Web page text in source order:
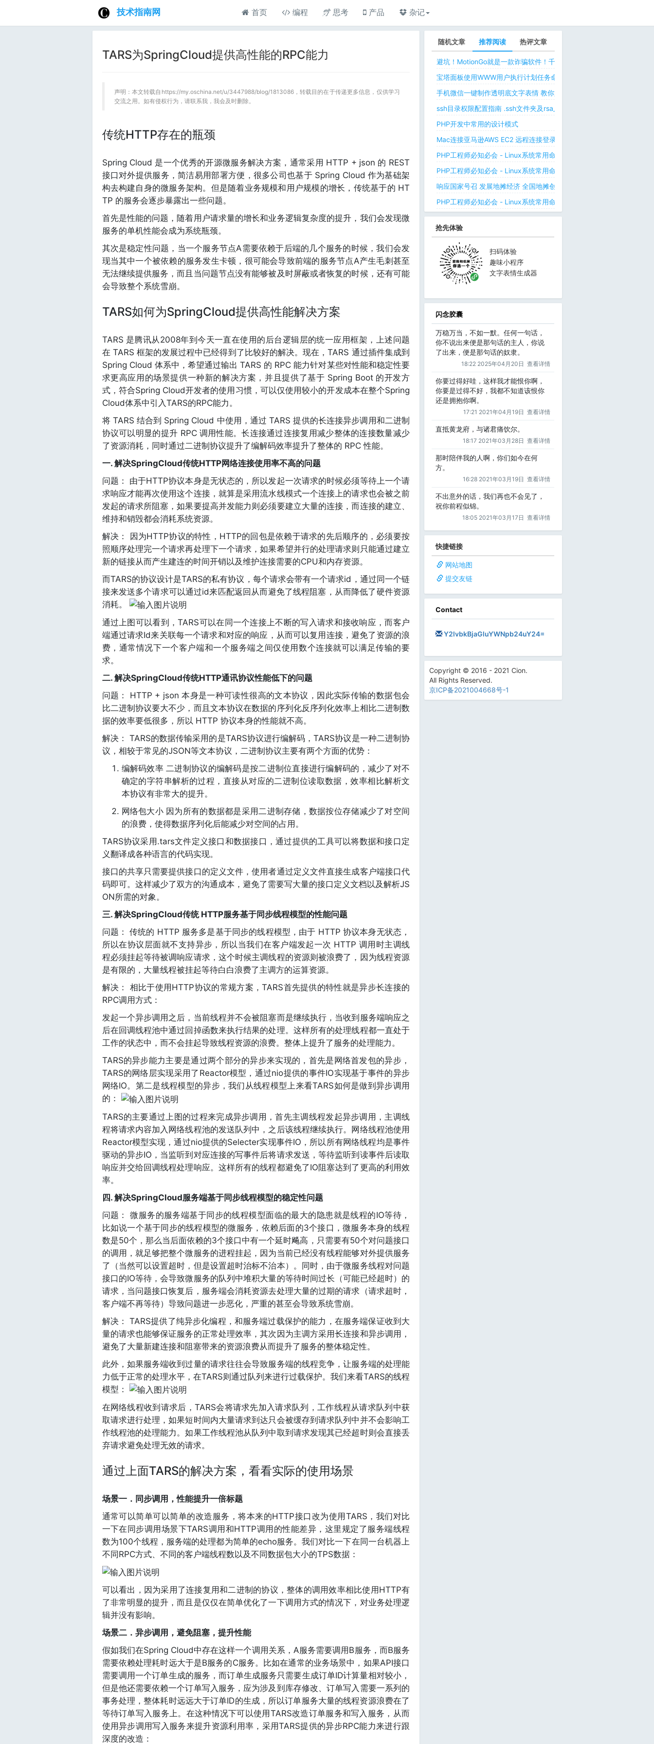
技术指南网 首页 编程 思考 产品 杂记
TARS为SpringCloud提供高性能的RPC能力
声明：本文转载自https://my.oschina.net/u/3447988/blog/1813086，转载目的在于传递更多信息，仅供学习
交流之用。如有侵权行为，请联系我，我会及时删除。
传统HTTP存在的瓶颈
Spring Cloud 是一个优秀的开源微服务解决方案，通常采用 HTTP + json 的 REST
接口对外提供服务，简洁易用部署方便，很多公司也基于 Spring Cloud 作为基础架
构去构建自身的微服务架构。但是随着业务规模和用户规模的增长，传统基于的 HT
TP 的服务会逐步暴露出一些问题。
首先是性能的问题，随着用户请求量的增长和业务逻辑复杂度的提升，我们会发现微
服务的单机性能会成为系统瓶颈。
其次是稳定性问题，当一个服务节点A需要依赖于后端的几个服务的时候，我们会发
现当其中一个被依赖的服务发生卡顿，很可能会导致前端的服务节点A产生毛刺甚至
无法继续提供服务，而且当问题节点没有能够被及时屏蔽或者恢复的时候，还有可能
会导致整个系统雪崩。
TARS如何为SpringCloud提供高性能解决方案
TARS 是腾讯从2008年到今天一直在使用的后台逻辑层的统一应用框架，上述问题
在 TARS 框架的发展过程中已经得到了比较好的解决。现在，TARS 通过插件集成到
Spring Cloud 体系中，希望通过输出 TARS 的 RPC 能力针对某些对性能和稳定性要
求更高应用的场景提供一种新的解决方案，并且提供了基于 Spring Boot 的开发方
式，符合Spring Cloud开发者的使用习惯，可以仅使用较小的开发成本在整个Spring
Cloud体系中引入TARS的RPC能力。
将 TARS 结合到 Spring Cloud 中使用，通过 TARS 提供的长连接异步调用和二进制
协议可以明显的提升 RPC 调用性能。长连接通过连接复用减少整体的连接数量减少
了资源消耗，同时通过二进制协议提升了编解码效率提升了整体的 RPC 性能。
一. 解决SpringCloud传统HTTP网络连接使用率不高的问题
问题： 由于HTTP协议本身是无状态的，所以发起一次请求的时候必须等待上一个请
求响应才能再次使用这个连接，就算是采用流水线模式一个连接上的请求也会被之前
发起的请求所阻塞，如果要提高并发能力则必须要建立大量的连接，而连接的建立、
维持和销毁都会消耗系统资源。
解决： 因为HTTP协议的特性，HTTP的回包是依赖于请求的先后顺序的，必须要按
照顺序处理完一个请求再处理下一个请求，如果希望并行的处理请求则只能通过建立
新的链接从而产生建连的时间开销以及维护连接需要的CPU和内存资源。
而TARS的协议设计是TARS的私有协议，每个请求会带有一个请求id，通过同一个链
接来发送多个请求可以通过id来匹配返回从而避免了线程阻塞，从而降低了硬件资源
消耗。
通过上图可以看到，TARS可以在同一个连接上不断的写入请求和接收响应，而客户
端通过请求Id来关联每一个请求和对应的响应，从而可以复用连接，避免了资源的浪
费，通常情况下一个客户端和一个服务端之间仅使用数个连接就可以满足传输的要
求。
二. 解决SpringCloud传统HTTP通讯协议性能低下的问题
问题： HTTP + json 本身是一种可读性很高的文本协议，因此实际传输的数据包会
比二进制协议要大不少，而且文本协议在数据的序列化反序列化效率上相比二进制数
据的效率要低很多，所以 HTTP 协议本身的性能就不高。
解决： TARS的数据传输采用的是TARS协议进行编解码，TARS协议是一种二进制协
议，相较于常见的JSON等文本协议，二进制协议主要有两个方面的优势：
编解码效率 二进制协议的编解码是按二进制位直接进行编解码的，减少了对不
确定的字符串解析的过程，直接从对应的二进制位读取数据，效率相比解析文
本协议有非常大的提升。
网络包大小 因为所有的数据都是采用二进制存储，数据按位存储减少了对空间
的浪费，使得数据序列化后能减少对空间的占用。
TARS协议采用.tars文件定义接口和数据接口，通过提供的工具可以将数据和接口定
义翻译成各种语言的代码实现。
接口的共享只需要提供接口的定义文件，使用者通过定义文件直接生成客户端接口代
码即可。这样减少了双方的沟通成本，避免了需要写大量的接口定义文档以及解析JS
ON所需的对象。
三. 解决SpringCloud传统 HTTP服务基于同步线程模型的性能问题
问题： 传统的 HTTP 服务多是基于同步的线程模型，由于 HTTP 协议本身无状态，
所以在协议层面就不支持异步，所以当我们在客户端发起一次 HTTP 调用时主调线
程必须挂起等待被调响应请求，这个时候主调线程的资源则被浪费了，因为线程资源
是有限的，大量线程被挂起等待白白浪费了主调方的运算资源。
解决： 相比于使用HTTP协议的常规方案，TARS首先提供的特性就是异步长连接的
RPC调用方式：
发起一个异步调用之后，当前线程并不会被阻塞而是继续执行，当收到服务端响应之
后在回调线程池中通过回掉函数来执行结果的处理。这样所有的处理线程都一直处于
工作的状态中，而不会挂起导致线程资源的浪费。整体上提升了服务的处理能力。
TARS的异步能力主要是通过两个部分的异步来实现的，首先是网络首发包的异步，
TARS的网络层实现采用了Reactor模型，通过nio提供的事件IO实现基于事件的异步
网络IO。第二是线程模型的异步，我们从线程模型上来看TARS如何是做到异步调用
的：
TARS的主要通过上图的过程来完成异步调用，首先主调线程发起异步调用，主调线
程将请求内容加入网络线程池的发送队列中，之后该线程继续执行。网络线程池使用
Reactor模型实现，通过nio提供的Selecter实现事件IO，所以所有网络线程均是事件
驱动的异步IO，当监听到对应连接的写事件后将请求发送，等待监听到读事件后读取
响应并交给回调线程处理响应。这样所有的线程都避免了IO阻塞达到了更高的利用效
率。
四. 解决SpringCloud服务端基于同步线程模型的稳定性问题
问题： 微服务的服务端基于同步的线程模型面临的最大的隐患就是线程的IO等待，
比如说一个基于同步的线程模型的微服务，依赖后面的3个接口，微服务本身的线程
数是50个，那么当后面依赖的3个接口中有一个延时飚高，只需要有50个对问题接口
的调用，就足够把整个微服务的进程挂起，因为当前已经没有线程能够对外提供服务
了（当然可以设置超时，但是设置超时治标不治本）。同时，由于微服务线程对问题
接口的IO等待，会导致微服务的队列中堆积大量的等待时间过长（可能已经超时）的
请求，当问题接口恢复后，服务端会消耗资源去处理大量的过期的请求（请求超时，
客户端不再等待）导致问题进一步恶化，严重的甚至会导致系统雪崩。
解决： TARS提供了纯异步化编程，和服务端过载保护的能力，在服务端保证收到大
量的请求也能够保证服务的正常处理效率，其次因为主调方采用长连接和异步调用，
避免了大量新建连接和阻塞带来的资源浪费从而提升了服务的整体稳定性。
此外，如果服务端收到过量的请求往往会导致服务端的线程竞争，让服务端的处理能
力低于正常的处理水平，在TARS则通过队列来进行过载保护。我们来看TARS的线程
模型：
在网络线程收到请求后，TARS会将请求先加入请求队列，工作线程从请求队列中获
取请求进行处理，如果短时间内大量请求到达只会被缓存到请求队列中并不会影响工
作线程池的处理能力。如果工作线程池从队列中取到请求发现其已经超时则会直接丢
弃请求避免处理无效的请求。
通过上面TARS的解决方案，看看实际的使用场景
场景一．同步调用，性能提升一倍标题
通常可以简单可以简单的改造服务，将本来的HTTP接口改为使用TARS，我们对比
一下在同步调用场景下TARS调用和HTTP调用的性能差异，这里规定了服务端线程
数为100个线程，服务端的处理都为简单的echo服务。我们对比一下在同一台机器上
不同RPC方式、不同的客户端线程数以及不同数据包大小的TPS数据：
可以看出，因为采用了连接复用和二进制的协议，整体的调用效率相比使用HTTP有
了非常明显的提升，而且是仅仅在简单优化了一下调用方式的情况下，对业务处理逻
辑并没有影响。
场景二．异步调用，避免阻塞，提升性能
假如我们在Spring Cloud中存在这样一个调用关系，A服务需要调用B服务，而B服务
需要依赖处理耗时远大于是B服务的C服务。比如在通常的业务场景中，如果API接口
需要调用一个订单生成的服务，而订单生成服务只需要生成订单ID计算量相对较小，
但是他还需要依赖一个订单写入服务，应为涉及到库存修改、订单写入需要一系列的
事务处理，整体耗时远远大于订单ID的生成，所以订单服务大量的线程资源浪费在了
等待订单写入服务上。在这种情况下可以使用TARS改造订单服务和写入服务，从而
使用异步调用写入服务来提升资源利用率，采用TARS提供的异步RPC能力来进行跟
深度的改造：
随机文章 推荐阅读 热评文章
避坑！MotionGo就是一款诈骗软件！千万不要用ChatPPT，浪费时间！
宝塔面板使用WWW用户执行计划任务命令 解决laravel日志权限问题 宝
手机微信一键制作透明底文字表情 教你如何让微信表情包背景为透明
ssh目录权限配置指南 .ssh文件夹及rsa_id.pub等文件正确权限规则
PHP开发中常用的设计模式
Mac连接亚马逊AWS EC2 远程连接登录不上去 有pem私钥文件依然要
PHP工程师必知必会 - Linux系统常用命令 - Linux中的网络管理命令（
PHP工程师必知必会 - Linux系统常用命令 - Linux中的网络管理命令（
响应国家号召 发展地摊经济 全国地摊创业经验微信交流群
PHP工程师必知必会 - Linux系统常用命令 - Linux 用户和用户组管理
抢先体验
扫码体验
趣味小程序
文字表情生成器
闪念胶囊
万稳万当，不如一默。任何一句话，
你不说出来便是那句话的主人，你说
了出来，便是那句话的奴隶。
18:22 2025年04月20日 查看详情
你要过得好哇，这样我才能恨你啊，
你要是过得不好，我都不知道该恨你
还是拥抱你啊。
17:21 2021年04月19日 查看详情
直抵黄龙府，与诸君痛饮尔。
18:17 2021年03月28日 查看详情
那时陪伴我的人啊，你们如今在何
方。
16:28 2021年03月19日 查看详情
不出意外的话，我们再也不会见了，
祝你前程似锦。
18:05 2021年03月17日 查看详情
快捷链接
网站地图
提交友链
Contact
Y2lvbkBjaGluYWNpb24uY24=
Copyright © 2016 - 2021 Cion.
All Rights Reserved.
京ICP备2021004668号-1